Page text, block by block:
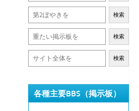
検索
検索
検索
各種主要BBS（掲示板）